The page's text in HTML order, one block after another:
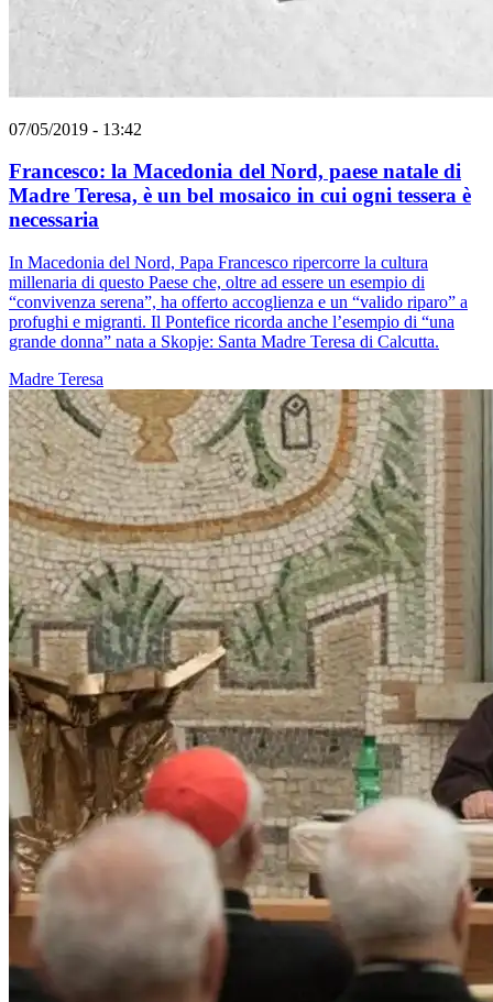
07/05/2019 - 13:42
Francesco: la Macedonia del Nord, paese natale di
Madre Teresa, è un bel mosaico in cui ogni tessera è
necessaria
In Macedonia del Nord, Papa Francesco ripercorre la cultura
millenaria di questo Paese che, oltre ad essere un esempio di
“convivenza serena”, ha offerto accoglienza e un “valido riparo” a
profughi e migranti. Il Pontefice ricorda anche l’esempio di “una
grande donna” nata a Skopje: Santa Madre Teresa di Calcutta.
Madre Teresa